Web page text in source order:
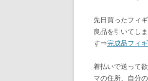
先日買ったフィ
良品を引いてし
す⇒完成品フィ
着払いで送って
マの住所、自分